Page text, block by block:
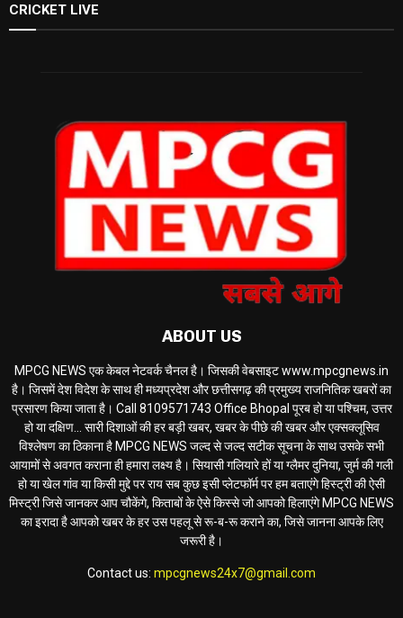
CRICKET LIVE
ABOUT US
MPCG NEWS एक केबल नेटवर्क चैनल है। जिसकी वेबसाइट www.mpcgnews.in
है। जिसमें देश विदेश के साथ ही मध्यप्रदेश और छत्तीसगढ़ की प्रमुख्य राजनितिक खबरों का
प्रसारण किया जाता है। Call 8109571743 Office Bhopal पूरब हो या पश्चिम, उत्तर
हो या दक्षिण... सारी दिशाओं की हर बड़ी खबर, खबर के पीछे की खबर और एक्सक्लूसिव
विश्लेषण का ठिकाना है MPCG NEWS जल्द से जल्द सटीक सूचना के साथ उसके सभी
आयामों से अवगत कराना ही हमारा लक्ष्य है। सियासी गलियारे हों या ग्लैमर दुनिया, जुर्म की गली
हो या खेल गांव या किसी मुद्दे पर राय सब कुछ इसी प्लेटफॉर्म पर हम बताएंगे हिस्ट्री की ऐसी
मिस्ट्री जिसे जानकर आप चौकेंगे, किताबों के ऐसे किस्से जो आपको हिलाएंगे MPCG NEWS
का इरादा है आपको खबर के हर उस पहलू से रू-ब-रू कराने का, जिसे जानना आपके लिए
जरूरी है।
Contact us: mpcgnews24x7@gmail.com